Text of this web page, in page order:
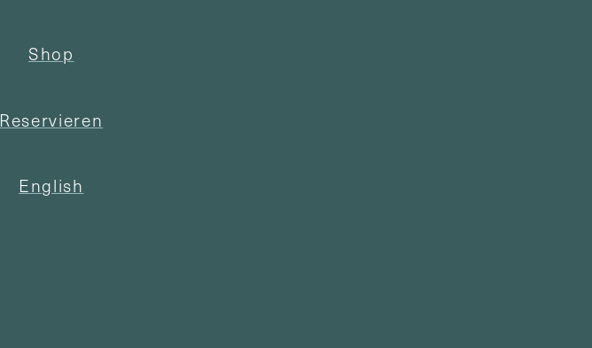
Shop
Reservieren
English